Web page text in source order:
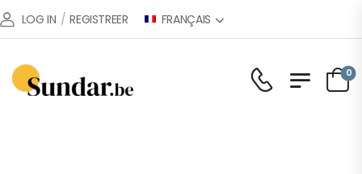
LOG IN / REGISTREER FRANÇAIS
0